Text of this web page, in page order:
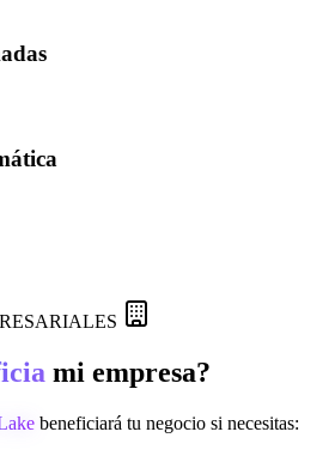
mi empresa?
beneficiará tu negocio si necesitas: